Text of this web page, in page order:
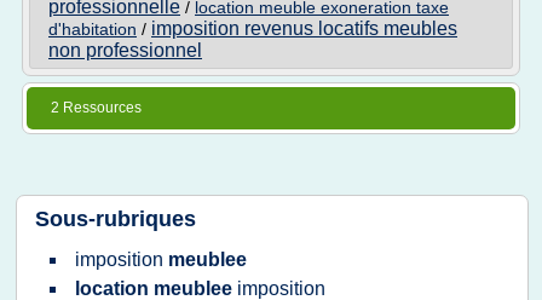
professionnelle / location meuble exoneration taxe
d'habitation / imposition revenus locatifs meubles
non professionnel
2 Ressources
Sous-rubriques
imposition meublee
location meublee imposition